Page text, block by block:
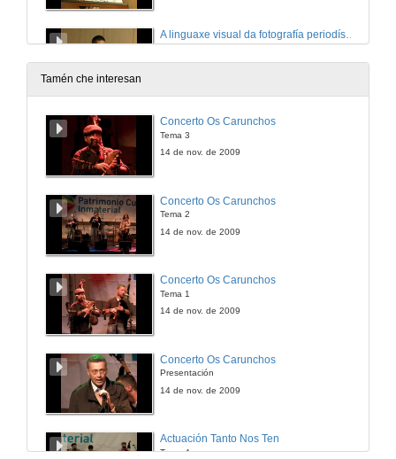
A linguaxe visual da fotografía periodística na época do terrorismo en Perú.
6 de xul. de 2015
Tamén che interesan
Concerto Os Carunchos
Tema 3
14 de nov. de 2009
Concerto Os Carunchos
Tema 2
14 de nov. de 2009
Concerto Os Carunchos
Tema 1
14 de nov. de 2009
Concerto Os Carunchos
Presentación
14 de nov. de 2009
Actuación Tanto Nos Ten
Tema 4